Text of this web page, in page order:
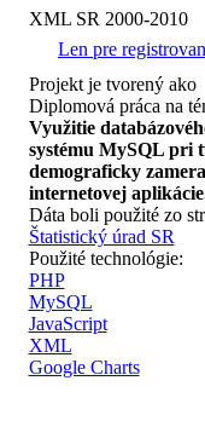
XML SR 2000-2010
Len pre
Projekt je tvorený ako
Diplomová práca na
Využitie
systému MySQL pri
demograficky
internetovej
Dáta boli použité zo
Štatistický úrad SR
Použité technológie:
PHP
MySQL
JavaScript
XML
Google Charts